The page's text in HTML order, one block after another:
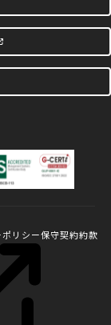
リシー保守契約約款